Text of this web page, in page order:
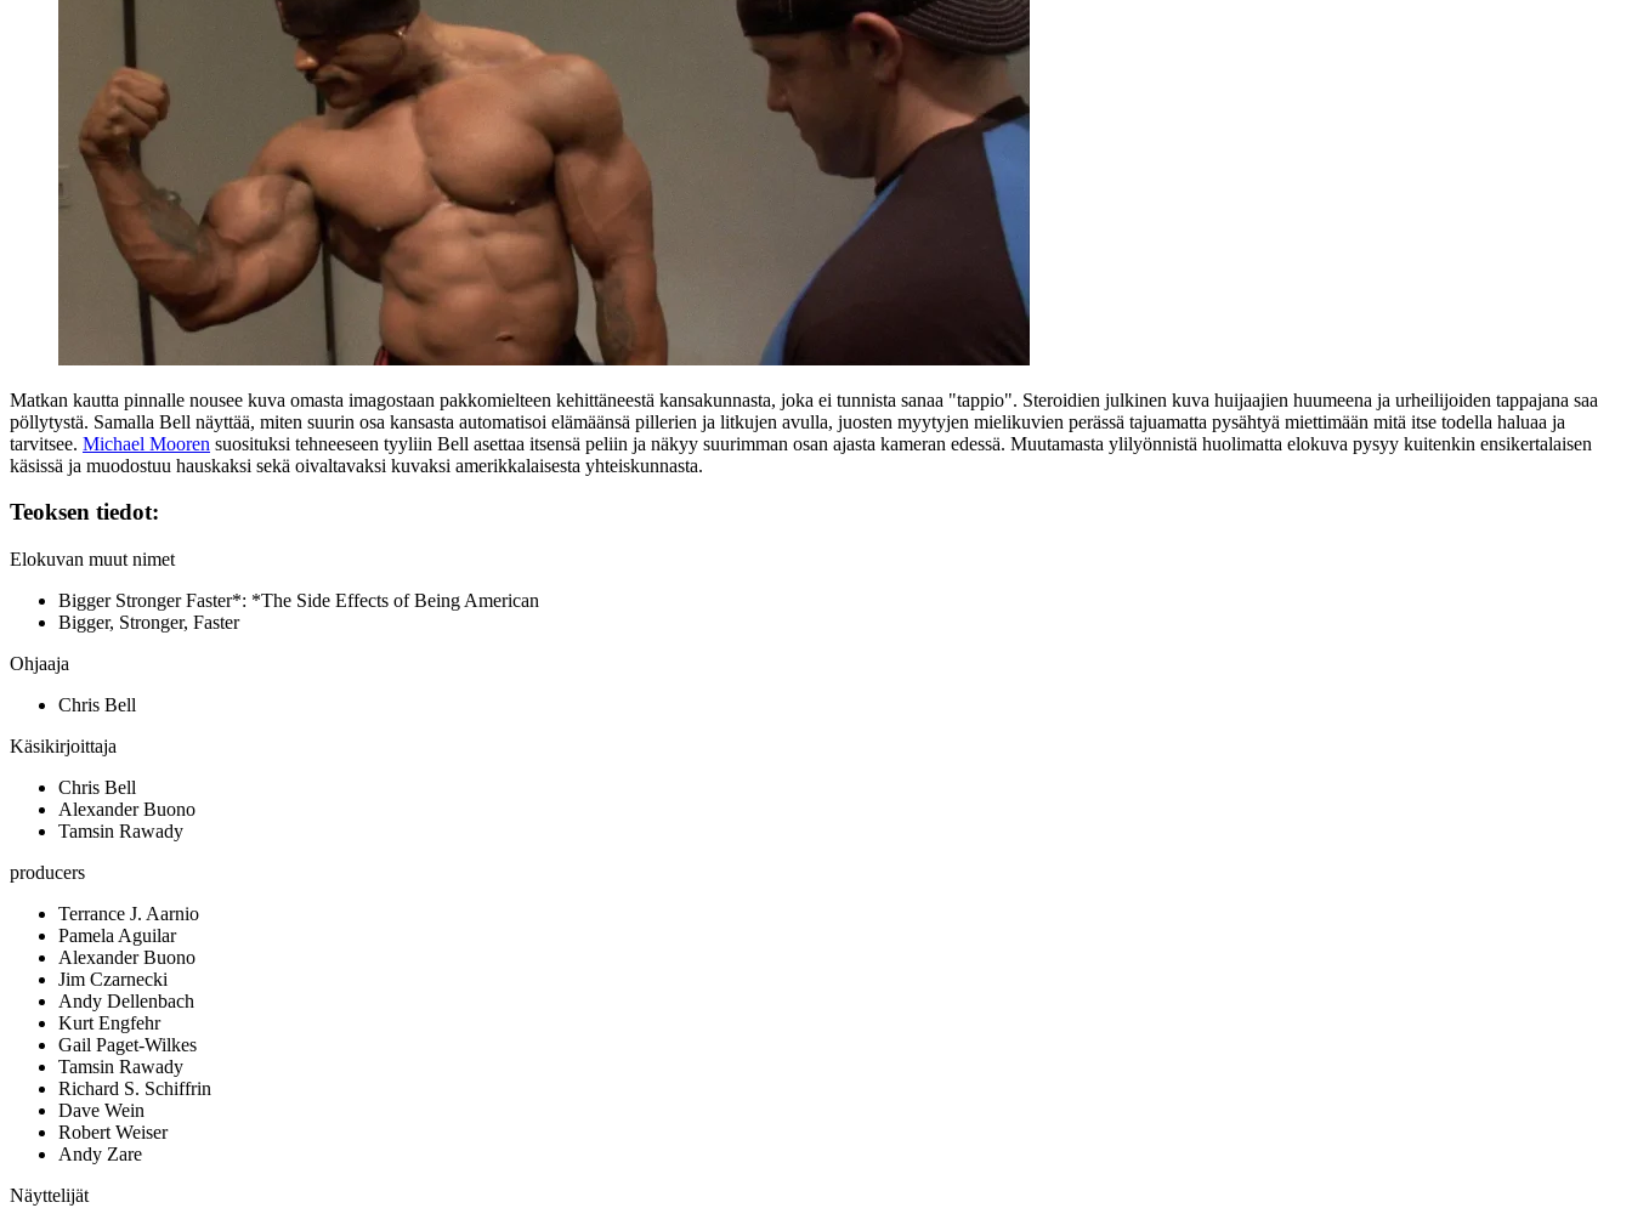
Matkan kautta pinnalle nousee kuva omasta imagostaan pakkomielteen kehittäneestä kansakunnasta, joka ei tunnista sanaa "tappio". Steroidien julkinen kuva huijaajien huumeena ja urheilijoiden tappajana saa
pöllytystä. Samalla Bell näyttää, miten suurin osa kansasta automatisoi elämäänsä pillerien ja litkujen avulla, juosten myytyjen mielikuvien perässä tajuamatta pysähtyä miettimään mitä itse todella haluaa ja
tarvitsee. Michael Mooren suosituksi tehneeseen tyyliin Bell asettaa itsensä peliin ja näkyy suurimman osan ajasta kameran edessä. Muutamasta ylilyönnistä huolimatta elokuva pysyy kuitenkin ensikertalaisen
käsissä ja muodostuu hauskaksi sekä oivaltavaksi kuvaksi amerikkalaisesta yhteiskunnasta.
Teoksen tiedot:
Elokuvan muut nimet
Bigger Stronger Faster*: *The Side Effects of Being American
Bigger, Stronger, Faster
Ohjaaja
Chris Bell
Käsikirjoittaja
Chris Bell
Alexander Buono
Tamsin Rawady
producers
Terrance J. Aarnio
Pamela Aguilar
Alexander Buono
Jim Czarnecki
Andy Dellenbach
Kurt Engfehr
Gail Paget-Wilkes
Tamsin Rawady
Richard S. Schiffrin
Dave Wein
Robert Weiser
Andy Zare
Näyttelijät